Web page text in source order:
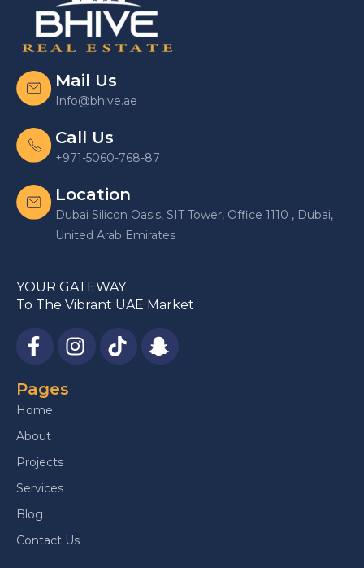
Mail Us
Info@bhive.ae
Call Us
+971-5060-768-87
Location
Dubai Silicon Oasis, SIT Tower, Office 1110 , Dubai,
United Arab Emirates
YOUR GATEWAY
To The Vibrant UAE Market
Pages
Home
About
Projects
Services
Blog
Contact Us